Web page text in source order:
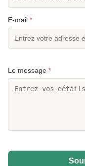
E-mail *
Le message *